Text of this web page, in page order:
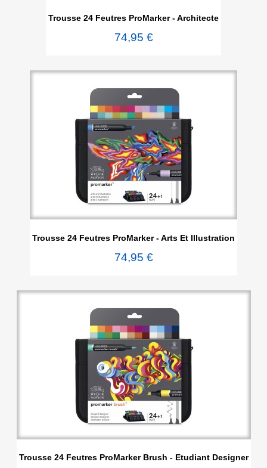
Trousse 24 Feutres ProMarker - Architecte
74,95 €
Trousse 24 Feutres ProMarker - Arts Et Illustration
74,95 €
Trousse 24 Feutres ProMarker Brush - Etudiant Designer